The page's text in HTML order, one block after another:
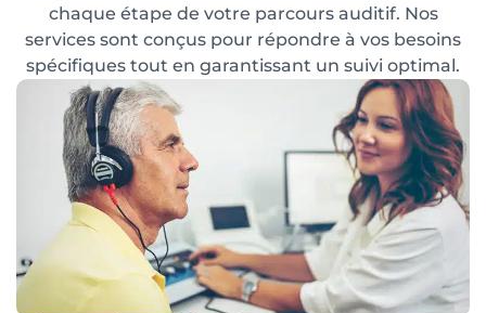
chaque étape de votre parcours auditif. Nos
services sont conçus pour répondre à vos besoins
spécifiques tout en garantissant un suivi optimal.